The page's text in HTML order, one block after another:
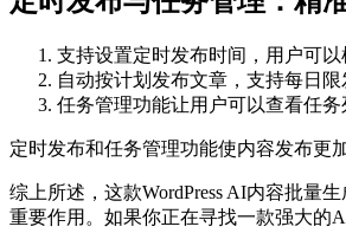
支持设置定时发布时间，用户可
自动按计划发布文章，支持每日
任务管理功能让用户可以查看任
定时发布和任务管理功能使内容发布更
综上所述，这款WordPress AI内容批量
重要作用。如果你正在寻找一款强大的